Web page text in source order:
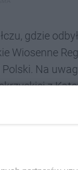
gdzie
Wiosenne
Na
z
28 kwietnia
w Wałczu.
i